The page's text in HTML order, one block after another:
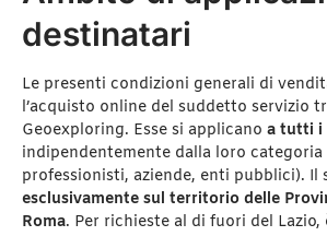
destinatari
Le presenti condizioni generali di
l’acquisto online del suddetto servizio
Geoexploring. Esse si applicano a tutti i
indipendentemente dalla loro
professionisti, aziende, enti pubblici). Il
esclusivamente sul territorio delle
Roma. Per richieste al di fuori del Lazio,